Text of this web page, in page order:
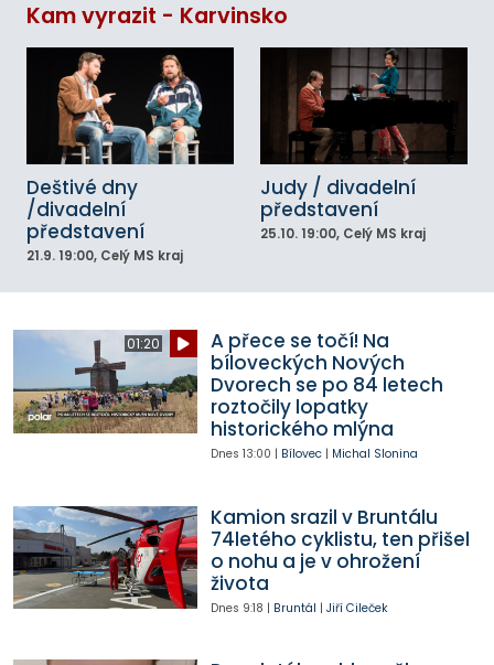
Kam vyrazit - Karvinsko
Deštivé dny
/divadelní
představení
21.9. 19:00, Celý MS kraj
Judy / divadelní
představení
25.10. 19:00, Celý MS kraj
01:20
A přece se točí! Na
bíloveckých Nových
Dvorech se po 84 letech
roztočily lopatky
historického mlýna
Dnes 13:00 | Bílovec| Michal Slonina
Kamion srazil v Bruntálu
74letého cyklistu, ten přišel
o nohu a je v ohrožení
života
Dnes 9:18 | Bruntál | Jiří Cileček